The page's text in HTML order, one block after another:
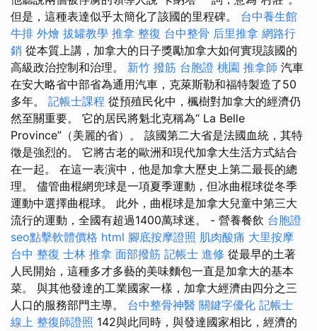
但是，這種表達似乎太簡化了該國的里程碑。 台中養生館
牛排 外燴 拔罐教學 推拿 整復 台中整骨 后里推拿 網路行
銷 從本質上講，加拿大的日子獎勵加拿大如何實現該國的
高級政治控制和治理。 新竹 撥筋 台胞證 桃園 推拿師 汽車
在安大略省中部省為通用汽車，克萊斯勒和福特製造了50
多年。 記帳士課程 從預殖民化中，楓樹對加拿大的經濟仍
然至關重要。 它的居民將魁北克稱為“ La Belle
Province”（美麗的省）。 該國第二大省是法國血統，其特
徵是強烈的。 它將古老的歐洲和現代加拿大生活方式結合
在一起。 在這一表演中，他是加拿大歷史上第二最長的總
理。 儘管曲棍網兜球是一項夏季運動，但冰曲棍球從冬季
運動中選擇曲棍球。 此外，曲棍球是加拿大兒童中第三大
流行的運動，全國有超過1400萬球迷。 - 營養餐飲 台胞證
seo點擊軟體價格 html 腳底按摩證照 肌肉酸痛 大里按摩
台中 整復 士林 推拿 面部撥筋 記帳士 進修 從最早的土著
人民開始，這種多才多藝的美味麵包一直是加拿大的基本
菜。 與其他發達的工業國家一樣，加拿大經濟由四分之三
人口的服務部門主導。 台中整骨神醫 關鍵字優化 記帳士
線上 整復師證照 142與此同時，與發達國家相比，經濟的